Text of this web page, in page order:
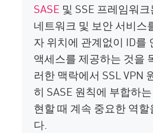
SASE 및 SSE 프레임워
네트워크 및 보안 서비스
자 위치에 관계없이 ID를
액세스를 제공하는 것을
러한 맥락에서 SSL VPN
히 SASE 원칙에 부합하
현할 때 계속 중요한 역할
다.